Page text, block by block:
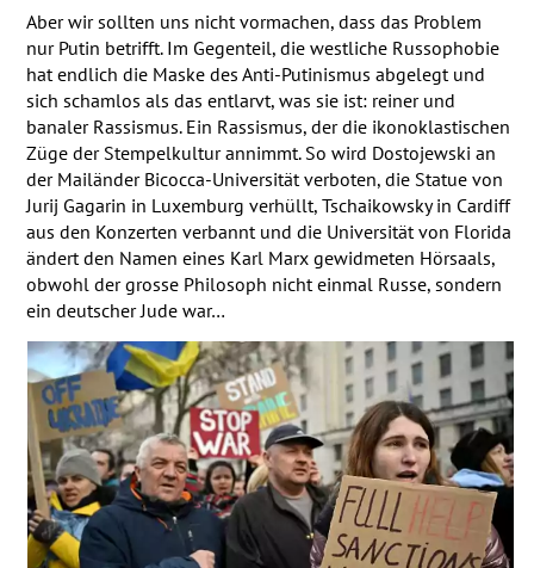
Aber wir sollten uns nicht vormachen, dass das Problem
nur Putin betrifft. Im Gegenteil, die westliche Russophobie
hat endlich die Maske des Anti-Putinismus abgelegt und
sich schamlos als das entlarvt, was sie ist: reiner und
banaler Rassismus. Ein Rassismus, der die ikonoklastischen
Züge der Stempelkultur annimmt. So wird Dostojewski an
der Mailänder Bicocca-Universität verboten, die Statue von
Jurij Gagarin in Luxemburg verhüllt, Tschaikowsky in Cardiff
aus den Konzerten verbannt und die Universität von Florida
ändert den Namen eines Karl Marx gewidmeten Hörsaals,
obwohl der grosse Philosoph nicht einmal Russe, sondern
ein deutscher Jude war…